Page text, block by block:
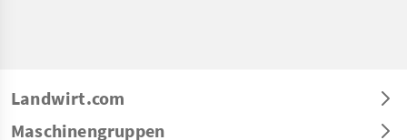
Landwirt.com
Maschinengruppen